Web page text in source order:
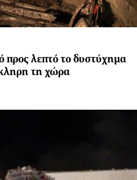
προς λεπτό το δυστύχημα
τη χώρα